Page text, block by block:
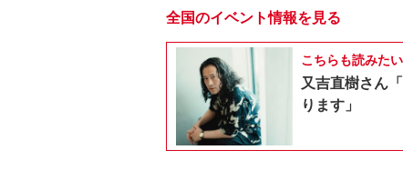
全国のイベント情報を見る
こちらも読みたい
又吉直樹さん
ります」